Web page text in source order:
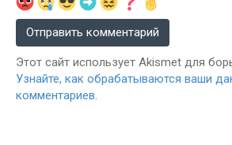
Этот сайт использует Akismet для
Узнайте, как обрабатываются ваши
комментариев.